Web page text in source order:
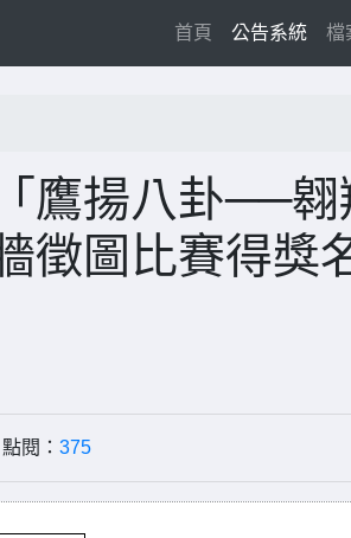
首頁(current)
公告系統 檔
鷹揚八卦──翱
徵圖比賽得獎
閱： 375